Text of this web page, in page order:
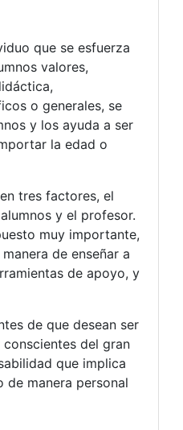
que se esfuerza
valores,
o generales, se
y los ayuda a ser
la edad o
tres factores, el
y el profesor.
muy importante,
de enseñar a
de apoyo, y
de que desean ser
del gran
que implica
de manera personal